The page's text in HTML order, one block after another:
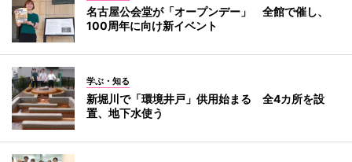
名古屋公会堂が「オープンデー」 全館で催し、
100周年に向け新イベント
学ぶ・知る
新堀川で「環境井戸」供用始まる 全4カ所を設
置、地下水使う